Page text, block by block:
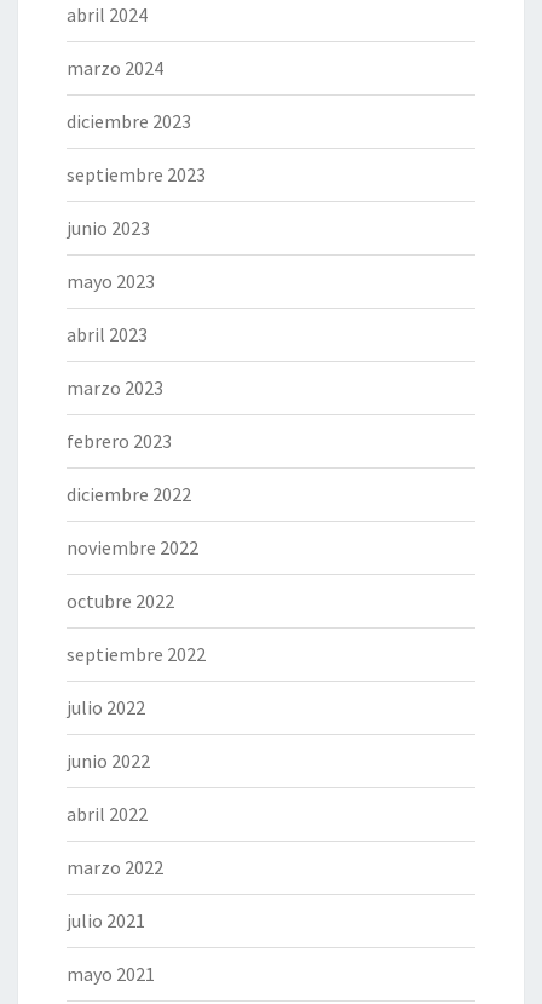
abril 2024
marzo 2024
diciembre 2023
septiembre 2023
junio 2023
mayo 2023
abril 2023
marzo 2023
febrero 2023
diciembre 2022
noviembre 2022
octubre 2022
septiembre 2022
julio 2022
junio 2022
abril 2022
marzo 2022
julio 2021
mayo 2021